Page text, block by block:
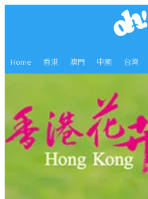
Home 香港 澳門 中國 台灣